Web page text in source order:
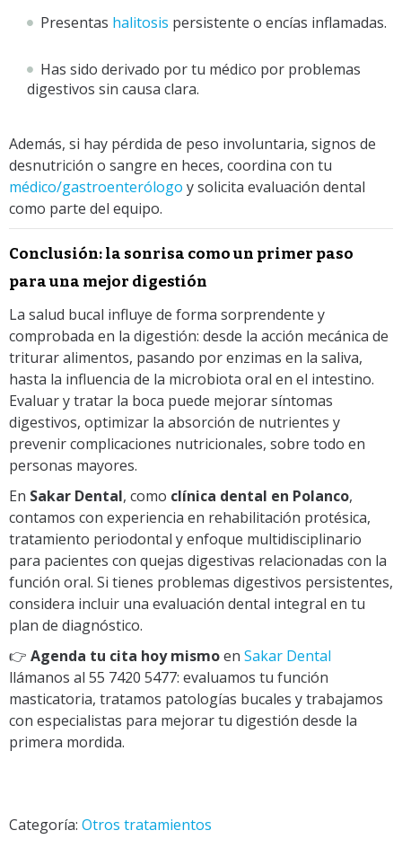
Presentas halitosis persistente o encías inflamadas.
Has sido derivado por tu médico por problemas
digestivos sin causa clara.
Además, si hay pérdida de peso involuntaria, signos de
desnutrición o sangre en heces, coordina con tu
médico/gastroenterólogo y solicita evaluación dental
como parte del equipo.
Conclusión: la sonrisa como un primer paso
para una mejor digestión
La salud bucal influye de forma sorprendente y
comprobada en la digestión: desde la acción mecánica de
triturar alimentos, pasando por enzimas en la saliva,
hasta la influencia de la microbiota oral en el intestino.
Evaluar y tratar la boca puede mejorar síntomas
digestivos, optimizar la absorción de nutrientes y
prevenir complicaciones nutricionales, sobre todo en
personas mayores.
En Sakar Dental, como clínica dental en Polanco,
contamos con experiencia en rehabilitación protésica,
tratamiento periodontal y enfoque multidisciplinario
para pacientes con quejas digestivas relacionadas con la
función oral. Si tienes problemas digestivos persistentes,
considera incluir una evaluación dental integral en tu
plan de diagnóstico.
👉 Agenda tu cita hoy mismoen Sakar Dental
llámanos al 55 7420 5477: evaluamos tu función
masticatoria, tratamos patologías bucales y trabajamos
con especialistas para mejorar tu digestión desde la
primera mordida.
Categoría: Otros tratamientos